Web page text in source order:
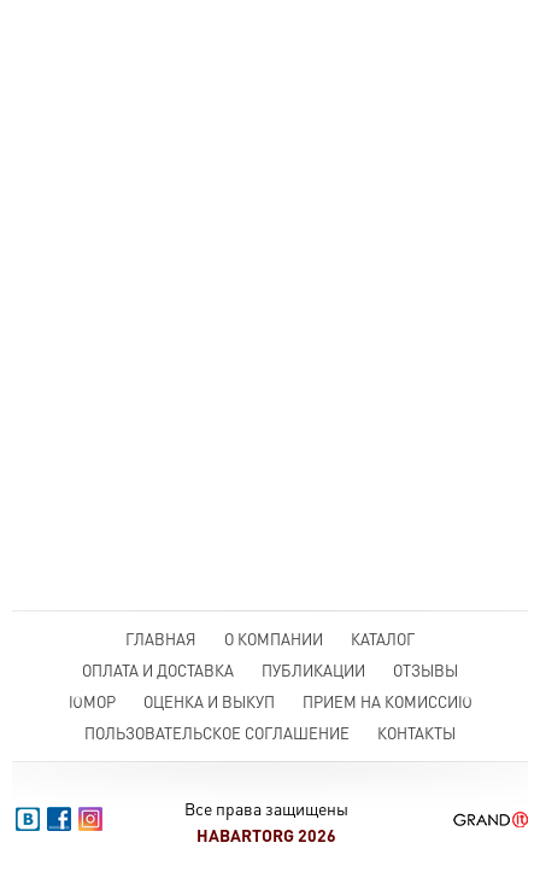
ГЛАВНАЯ О КОМПАНИИ
КАТАЛОГ
ОПЛАТА И ДОСТАВКА
ПУБЛИКАЦИИ
ОТЗЫВЫ
ЮМОР
ОЦЕНКА И ВЫКУП
ПРИЕМ НА КОМИССИЮ
ПОЛЬЗОВАТЕЛЬСКОЕ СОГЛАШЕНИЕ
КОНТАКТЫ
Все права защищены
HABARTORG 2026